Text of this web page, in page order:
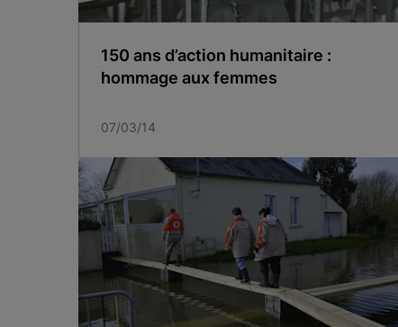
150 ans d’action humanitaire :
hommage aux femmes
07/03/14